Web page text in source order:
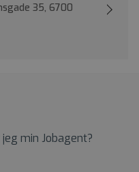
35, 6700
min Jobagent?